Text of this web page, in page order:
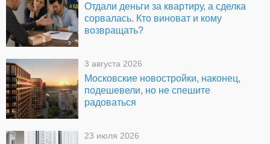
Отдали деньги за квартиру, а сделка
сорвалась. Кто виноват и кому
возвращать?
3 августа 2026
Московские новостройки, наконец,
подешевели, но не спешите
радоваться
23 июля 2026